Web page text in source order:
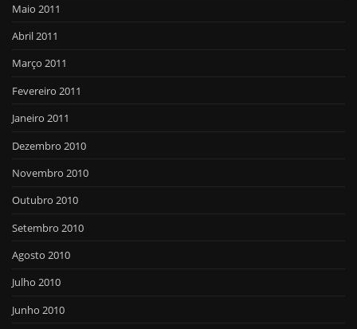
Maio 2011
Abril 2011
Março 2011
Fevereiro 2011
Janeiro 2011
Dezembro 2010
Novembro 2010
Outubro 2010
Setembro 2010
Agosto 2010
Julho 2010
Junho 2010